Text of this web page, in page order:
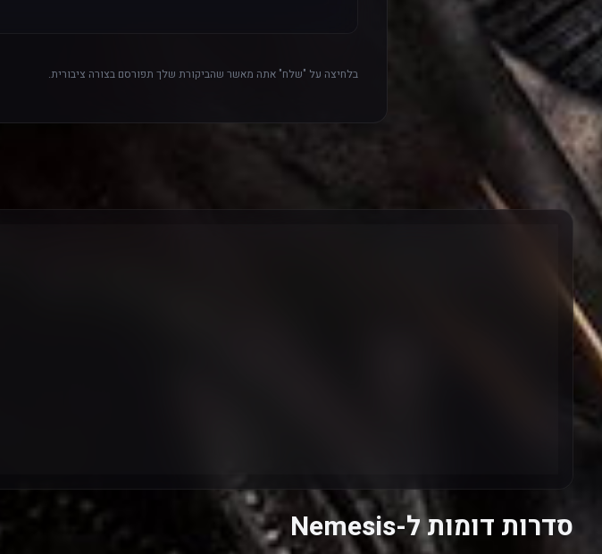
בלחיצה על "שלח" אתה מאשר שהביקורת שלך תפורסם בצורה ציבורית.
סדרות דומות ל-Nemesis